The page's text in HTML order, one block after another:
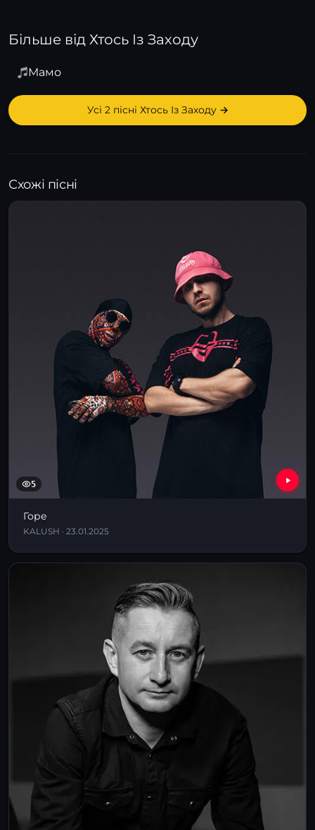
Більше від Хтось Із Заходу
Мамо
Усі 2 пісні Хтось Із Заходу →
Схожі пісні
5
Горе
KALUSH · 23.01.2025